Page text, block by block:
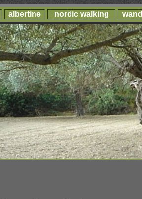
albertine nordic walking